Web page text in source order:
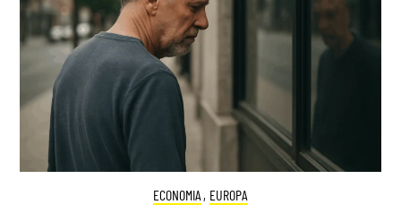
ECONOMIA , EUROPA